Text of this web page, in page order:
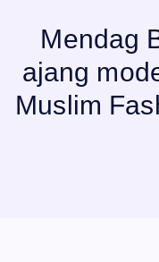
Mendag
ajang
Muslim